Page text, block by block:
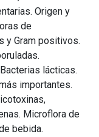
Origen y
de
y Gram positivos.
lácticas.
importantes.
Microflora de
bebida.